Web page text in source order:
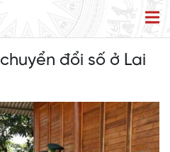
chuyển đổi số ở Lai